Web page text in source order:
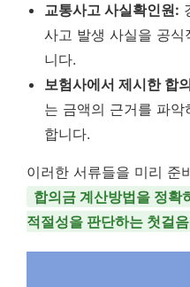
교통사고 사실확인원:
사고 발생 사실을 공식
니다.
보험사에서 제시한 합
는 금액의 근거를 파
합니다.
이러한 서류들을 미리 준
합의금 계산방법을 정확
적절성을 판단하는 첫걸음